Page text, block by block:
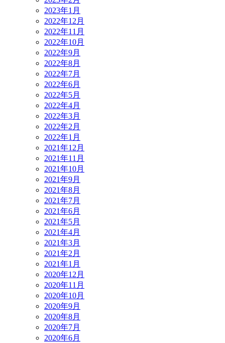
2023年1月
2022年12月
2022年11月
2022年10月
2022年9月
2022年8月
2022年7月
2022年6月
2022年5月
2022年4月
2022年3月
2022年2月
2022年1月
2021年12月
2021年11月
2021年10月
2021年9月
2021年8月
2021年7月
2021年6月
2021年5月
2021年4月
2021年3月
2021年2月
2021年1月
2020年12月
2020年11月
2020年10月
2020年9月
2020年8月
2020年7月
2020年6月